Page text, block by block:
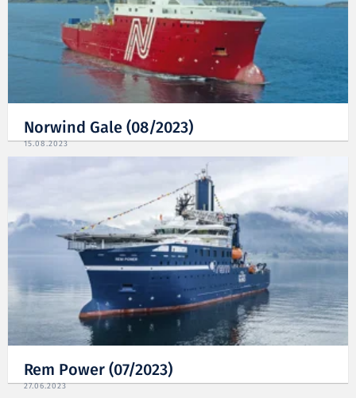
Norwind Gale (08/2023)
15.08.2023
Rem Power (07/2023)
27.06.2023